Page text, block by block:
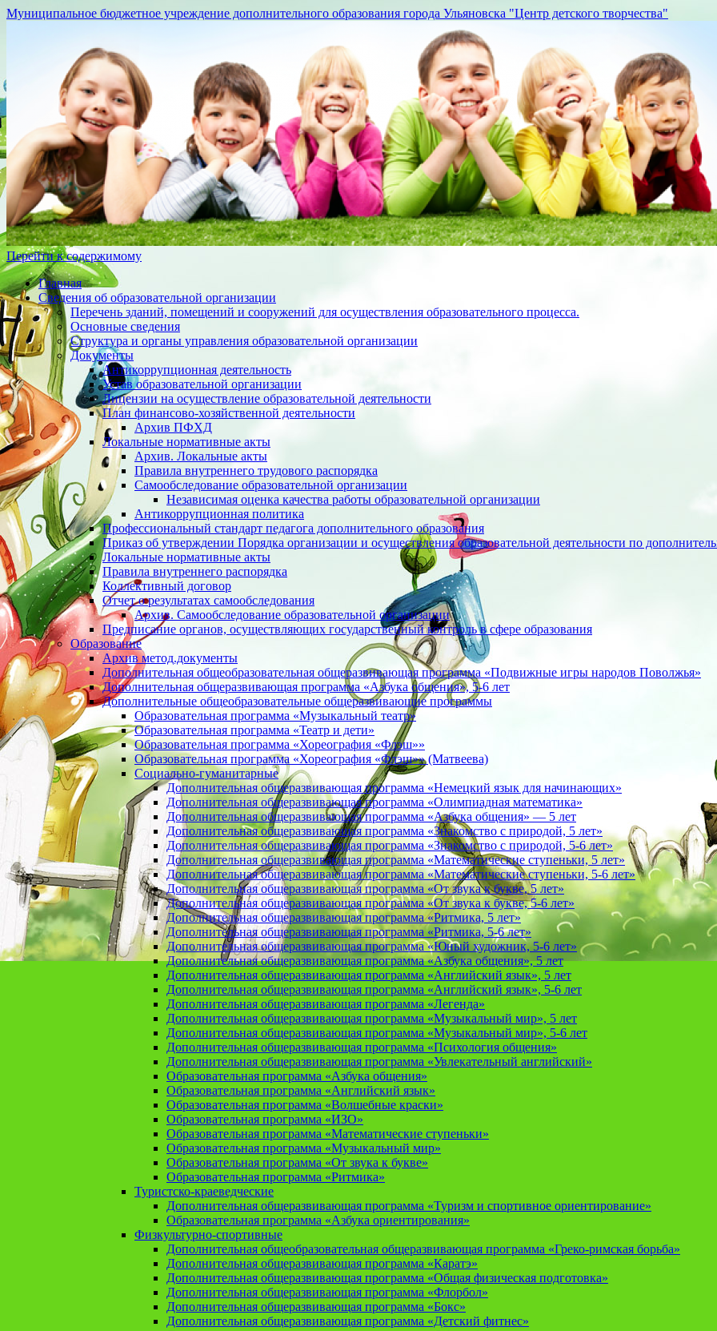
Муниципальное бюджетное учреждение дополнительного образования города Ульяновска "Центр детского творчества"
Перейти к содержимому
Главная
Сведения об образовательной организации
Перечень зданий, помещений и сооружений для осуществления образовательного процесса.
Основные сведения
Структура и органы управления образовательной организации
Документы
Антикоррупционная деятельность
Устав образовательной организации
Лицензии на осуществление образовательной деятельности
План финансово-хозяйственной деятельности
Архив ПФХД
Локальные нормативные акты
Архив. Локальные акты
Правила внутреннего трудового распорядка
Cамообследование образовательной организации
Независимая оценка качества работы образовательной организации
Антикоррупционная политика
Профессиональный стандарт педагога дополнительного образования
Приказ об утверждении Порядка организации и осуществления образовательной деятельности по
Локальные нормативные акты
Правила внутреннего распорядка
Коллективный договор
Отчет о результатах самообследования
Архив. Cамообследование образовательной организации
Предписание органов, осуществляющих государственный контроль в сфере образования
Образование
Архив метод.документы
Дополнительная общеобразовательная общеразвивающая программа «Подвижные игры народов Поволжья»
Дополнительная общеразвивающая программа «Азбука общения», 5-6 лет
Дополнительные общеобразовательные общеразвивающие программы
Образовательная программа «Музыкальный театр»
Образовательная программа «Театр и дети»
Образовательная программа «Хореография «Флэш»»
Образовательная программа «Хореография «Флэш»» (Матвеева)
Социально-гуманитарные
Дополнительная общеразвивающая программа «Немецкий язык для начинающих»
Дополнительная общеразвивающая программа «Олимпиадная математика»
Дополнительная общеразвивающая программа «Азбука общения» — 5 лет
Дополнительная общеразвивающая программа «Знакомство с природой, 5 лет»
Дополнительная общеразвивающая программа «Знакомство с природой, 5-6 лет»
Дополнительная общеразвивающая программа «Математические ступеньки, 5 лет»
Дополнительная общеразвивающая программа «Математические ступеньки, 5-6 лет»
Дополнительная общеразвивающая программа «От звука к букве, 5 лет»
Дополнительная общеразвивающая программа «От звука к букве, 5-6 лет»
Дополнительная общеразвивающая программа «Ритмика, 5 лет»
Дополнительная общеразвивающая программа «Ритмика, 5-6 лет»
Дополнительная общеразвивающая программа «Юный художник, 5-6 лет»
Дополнительная общеразвивающая программа «Азбука общения», 5 лет
Дополнительная общеразвивающая программа «Английский язык», 5 лет
Дополнительная общеразвивающая программа «Английский язык», 5-6 лет
Дополнительная общеразвивающая программа «Легенда»
Дополнительная общеразвивающая программа «Музыкальный мир», 5 лет
Дополнительная общеразвивающая программа «Музыкальный мир», 5-6 лет
Дополнительная общеразвивающая программа «Психология общения»
Дополнительная общеразвивающая программа «Увлекательный английский»
Образовательная программа «Азбука общения»
Образовательная программа «Английский язык»
Образовательная программа «Волшебные краски»
Образовательная программа «ИЗО»
Образовательная программа «Математические ступеньки»
Образовательная программа «Музыкальный мир»
Образовательная программа «От звука к букве»
Образовательная программа «Ритмика»
Туристско-краеведческие
Дополнительная общеразвивающая программа «Туризм и спортивное ориентирование»
Образовательная программа «Азбука ориентирования»
Физкультурно-спортивные
Дополнительная общеобразовательная общеразвивающая программа «Греко-римская борьба»
Дополнительная общеразвивающая программа «Каратэ»
Дополнительная общеразвивающая программа «Общая физическая подготовка»
Дополнительная общеразвивающая программа «Флорбол»
Дополнительная общеразвивающая программа «Бокс»
Дополнительная общеразвивающая программа «Детский фитнес»